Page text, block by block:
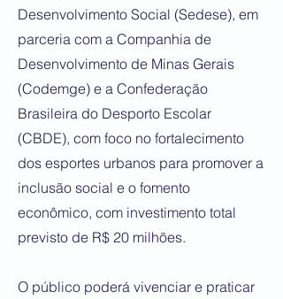
Desenvolvimento Social (Sedese), em
parceria com a Companhia de
Desenvolvimento de Minas Gerais
(Codemge) e a Confederação
Brasileira do Desporto Escolar
(CBDE), com foco no fortalecimento
dos esportes urbanos para promover a
inclusão social e o fomento
econômico, com investimento total
previsto de R$ 20 milhões.
O público poderá vivenciar e praticar